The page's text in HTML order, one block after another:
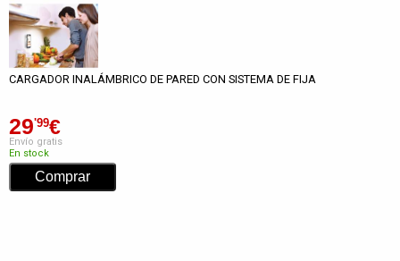
CARGADOR INALÁMBRICO DE PARED CON SISTEMA DE FIJA
29'99€
Envío gratis
En stock